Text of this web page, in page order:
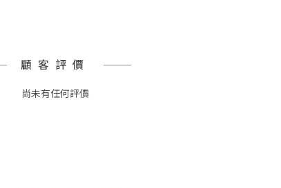
顧客評價
尚未有任何評價